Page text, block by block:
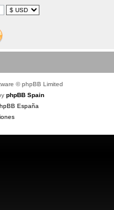
© phpBB Limited
phpBB Spain
España